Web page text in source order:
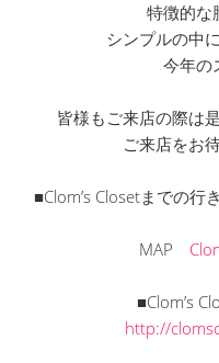
特徴的な
シンプルの中
今年の
皆様もご来店の際は
ご来店をお
■Clom’s Closetまでの行
MAP
■Clom’s
http://